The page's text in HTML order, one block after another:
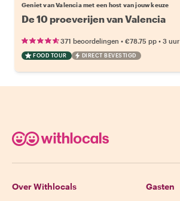
Geniet van Valencia met een host van jouw keuze
De 10 proeverijen van Valencia
371 beoordelingen • €78.75 pp • 3 uur
FOOD TOUR DIRECT BEVESTIGD
Over Withlocals Gasten